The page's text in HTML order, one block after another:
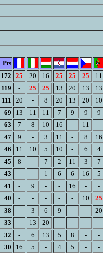
Pts
172 25 20 16 25 25 25 11
119 - 25 25 13 20 13 13
111 20 - 8 20 13 20 10
69 13 11 11 7 9 9 9
63 7 8 10 16 - 11 -
47 9 - 3 11 - 8 16
46 11 10 5 10 - 6 4
45 8 - 7 2 11 3 7
43 - - 1 6 6 16 5
41 - 9 - - 16 - -
40 - - - - - 10 25
38 - 3 6 9 - - 20
33 - 13 20 - - - -
32 - 6 13 5 8 - -
30 16 5 - 4 5 - -